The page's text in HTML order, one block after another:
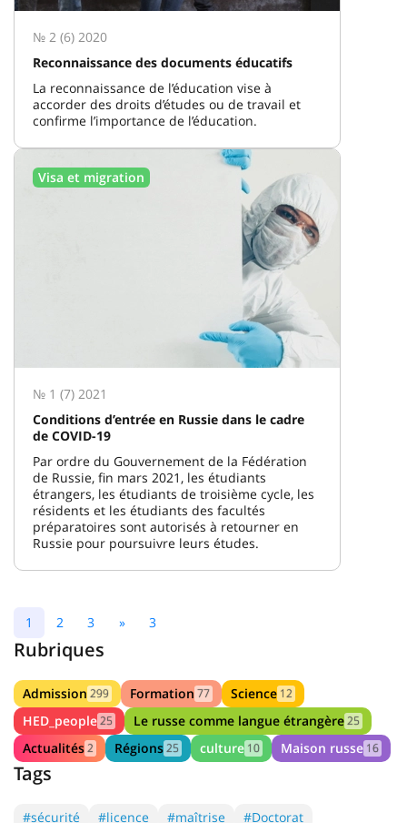
№ 2 (6) 2020
Reconnaissance des documents éducatifs
La reconnaissance de l’éducation vise à
accorder des droits d’études ou de travail et
confirme l’importance de l’éducation.
Visa et migration
№ 1 (7) 2021
Conditions d’entrée en Russie dans le cadre
de COVID-19
Par ordre du Gouvernement de la Fédération
de Russie, fin mars 2021, les étudiants
étrangers, les étudiants de troisième cycle, les
résidents et les étudiants des facultés
préparatoires sont autorisés à retourner en
Russie pour poursuivre leurs études.
1 2 3 » 3
Rubriques
Admission 299 Formation 77 Science 12
HED_people25 Le russe comme langue étrangère25
Actualités2 Régions25 culture 10 Maison russe 16
Tags
#sécurité #licence #maîtrise
#Doctorat